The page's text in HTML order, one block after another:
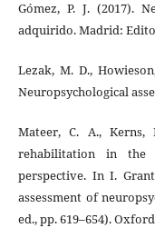
Gómez, P. J. (2017).
adquirido. Madrid:
Lezak, M. D.,
Neuropsychological
Mateer, C. A., Kerns,
rehabilitation in the
perspective. In I.
assessment of
ed., pp. 619–654).